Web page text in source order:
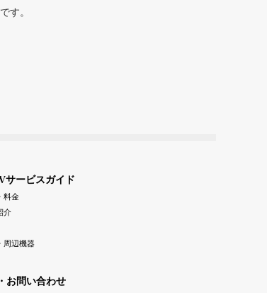
す。
サービスガイド
料金
介
周辺機器
お問い合わせ